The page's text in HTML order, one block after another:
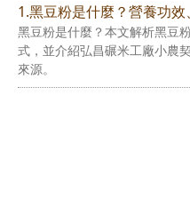
1.黑豆粉是什麼？營養功
黑豆粉是什麼？本文解析黑豆
式，並介紹弘昌碾米工廠小農
來源。